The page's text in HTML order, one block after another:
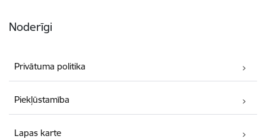
Noderīgi
Privātuma politika
Piekļūstamība
Lapas karte